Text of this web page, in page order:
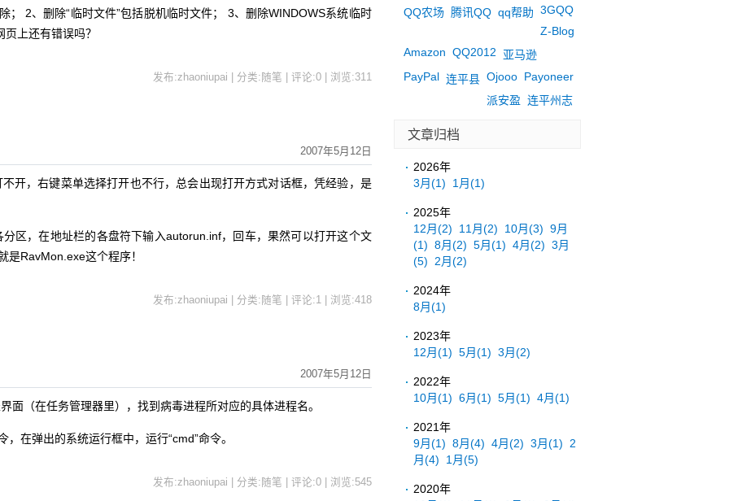
； 2、删除“临时文件”包括脱机临时文件； 3、删除WINDOWS系统临时
上还有错误吗？
发布:zhaoniupai | 分类:随笔 | 评论:0 | 浏览:311
2007年5月12日
，右键菜单选择打开也不行，总会出现打开方式对话框，凭经验，是
，在地址栏的各盘符下输入autorun.inf，回车，果然可以打开这个文
是RavMon.exe这个程序！
发布:zhaoniupai | 分类:随笔 | 评论:1 | 浏览:418
2007年5月12日
（在任务管理器里），找到病毒进程所对应的具体进程名。
在弹出的系统运行框中，运行“cmd”命令。
发布:zhaoniupai | 分类:随笔 | 评论:0 | 浏览:545
QQ农场 腾讯QQ qq帮助 3GQQ
Z-Blog
Amazon QQ2012
亚马逊
PayPal 连平县 Ojooo Payoneer
派安盈 连平州志
文章归档
2026年
3月(1) 1月(1)
2025年
12月(2) 11月(2) 10月(3) 9月
(1) 8月(2) 5月(1) 4月(2) 3月
(5)
2月(2)
2024年
8月(1)
2023年
12月(1) 5月(1) 3月(2)
2022年
10月(1) 6月(1) 5月(1) 4月(1)
2021年
9月(1) 8月(4) 4月(2) 3月(1)
2
月(4) 1月(5)
2020年